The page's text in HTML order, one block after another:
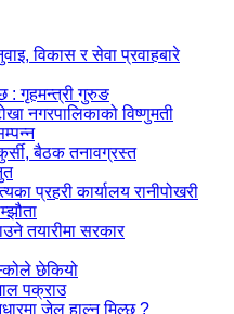
विकास र सेवा प्रवाहबारे
: गृहमन्त्री गुरुङ
नगरपालिकाको विष्णुमती
बैठक तनावग्रस्त
प्रहरी कार्यालय रानीपोखरी
तयारीमा सरकार
छेकियो
पक्राउ
जेल हाल्न मिल्छ ?